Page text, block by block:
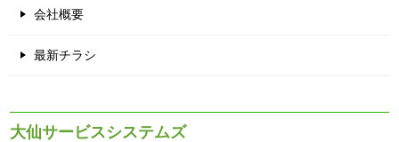
会社概要
最新チラシ
大仙サービスシステムズ